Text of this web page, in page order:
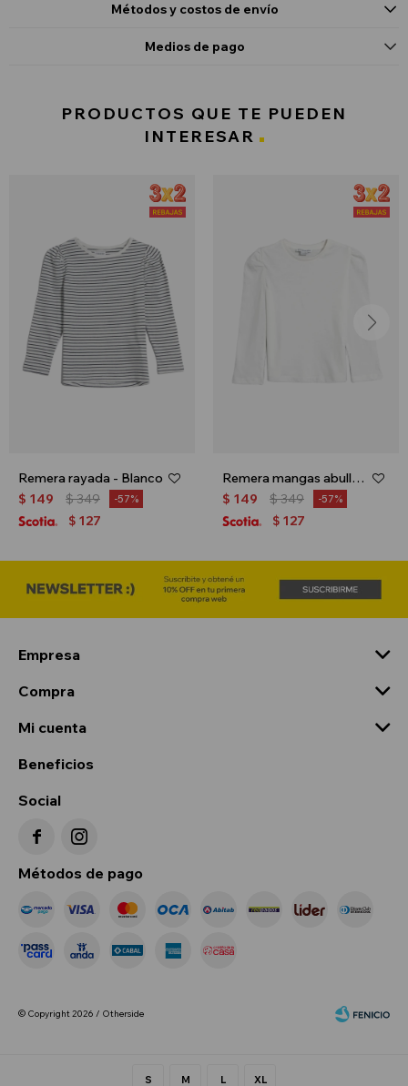
S M L XL
Métodos y costos de envío
Medios de pago
PRODUCTOS QUE TE PUEDEN
INTERESAR
Remera rayada - Blanco
$ 149 $349 57
$ 127
Remera mangas abullonadas - Blanco
$ 149 $349 57
$ 127
Empresa
Compra
Mi cuenta
Beneficios
Social
 
Métodos de pago
© Copyright 2026 / Otherside